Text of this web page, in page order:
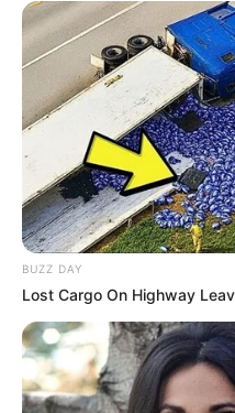
BUZZ DAY
Lost Cargo On Highway